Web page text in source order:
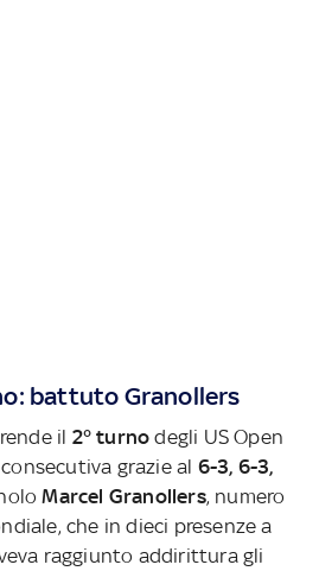
battuto Granollers
il 2° turno degli US Open
grazie al 6-3, 6-3,
Marcel Granollers, numero
che in dieci presenze a
raggiunto addirittura gli